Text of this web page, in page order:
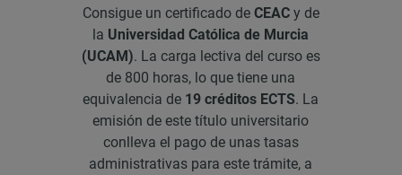
Consigue un certificado de CEACy de
la Universidad Católica de Murcia
(UCAM). La carga lectiva del curso es
de 800 horas, lo que tiene una
equivalencia de 19 créditos ECTS. La
emisión de este título universitario
conlleva el pago de unas tasas
administrativas para este trámite, a